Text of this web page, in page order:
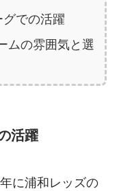
での活躍
ムの雰囲気と選
活躍
に浦和レッズの